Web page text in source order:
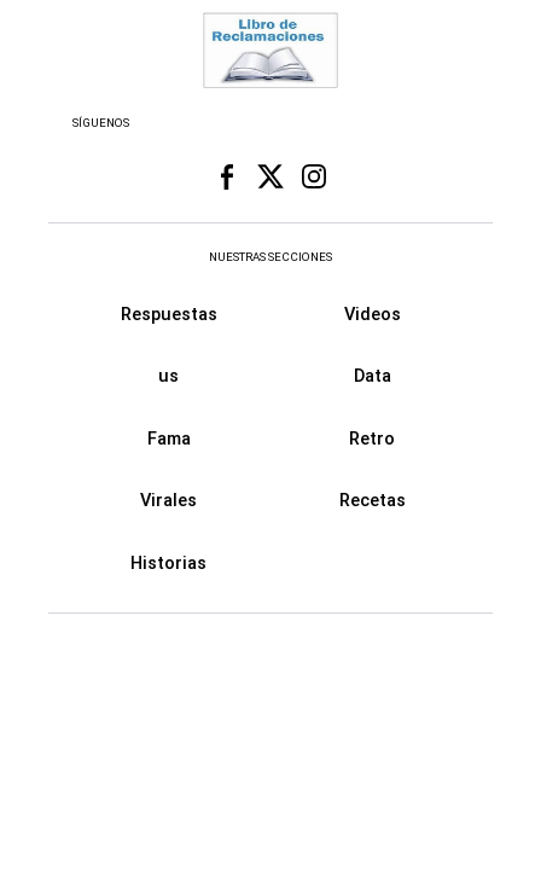
SÍGUENOS
NUESTRAS SECCIONES
Respuestas Videos
us Data
Fama Retro
Virales Recetas
Historias